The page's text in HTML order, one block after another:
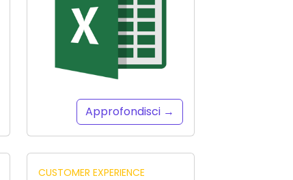
Approfondisci →
CUSTOMER EXPERIENCE